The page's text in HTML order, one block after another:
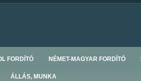
FORDÍTÓ NÉMET-MAGYAR FORDÍTÓ
ÁLLÁS, MUNKA